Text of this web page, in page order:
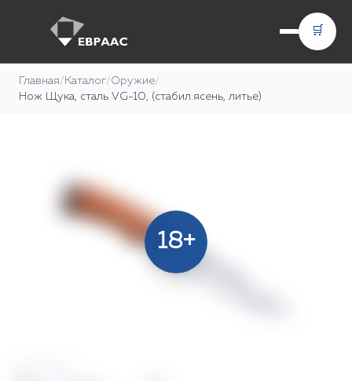
🛒
Главная/ Каталог/Оружие/
Нож Щука, сталь VG-10, (стабил.ясень, литье)
18+